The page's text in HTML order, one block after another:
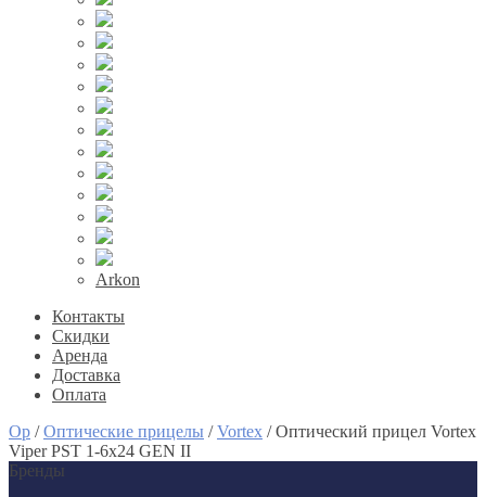
Arkon
Контакты
Скидки
Аренда
Доставка
Оплата
Op /Оптические прицелы /Vortex /Оптический прицел Vortex
Viper PST 1-6x24 GEN II
Бренды